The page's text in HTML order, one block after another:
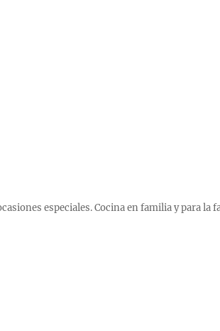
especiales. Cocina en familia y para la